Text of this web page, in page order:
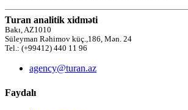
Turan analitik xidməti
Bakı, AZ1010
Süleyman Rəhimov küç.,186, Mən. 24
Tel.: (+99412) 440 11 96
agency@turan.az
Faydalı